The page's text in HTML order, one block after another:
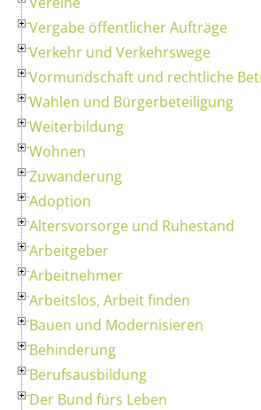
Vergabe öffentlicher Aufträge
Verkehr und Verkehrswege
Vormundschaft und rechtliche
Wahlen und Bürgerbeteiligung
Weiterbildung
Wohnen
Zuwanderung
Adoption
Altersvorsorge und Ruhestand
Arbeitgeber
Arbeitnehmer
Arbeitslos, Arbeit finden
Bauen und Modernisieren
Behinderung
Berufsausbildung
Der Bund fürs Leben